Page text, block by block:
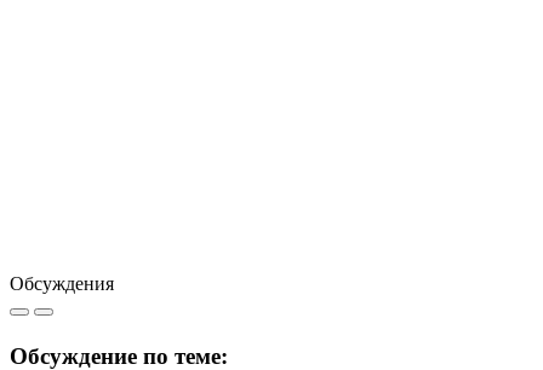
Обсуждения
Обсуждение по теме: